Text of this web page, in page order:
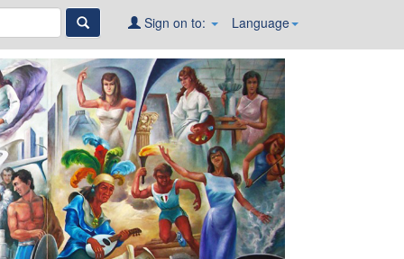
Language
Sign on to: